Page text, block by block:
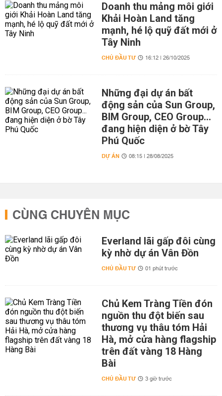
Doanh thu mảng môi giới
Khải Hoàn Land tăng
mạnh, hé lộ quỹ đất mới ở
Tây Ninh
CHỦ ĐẦU TƯ 16:12 | 26/10/2025
Những đại dự án bất
động sản của Sun Group,
BIM Group, CEO Group...
đang hiện diện ở bờ Tây
Phú Quốc
DỰ ÁN 08:15 | 28/08/2025
CÙNG CHUYÊN MỤC
Everland lãi gấp đôi cùng
kỳ nhờ dự án Vân Đồn
CHỦ ĐẦU TƯ 01 phút trước
Chủ Kem Tràng Tiền đón
nguồn thu đột biến sau
thương vụ thâu tóm Hải
Hà, mở cửa hàng flagship
trên đất vàng 18 Hàng
Bài
CHỦ ĐẦU TƯ 3 giờ trước